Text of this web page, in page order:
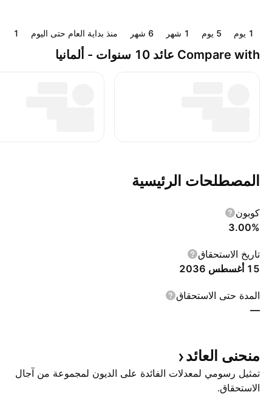
‎‎1‎ يوم ‎‎5‎ يوم ‎1‎ شهر ‎6‎ شهر منذ بداية العام حتى اليوم ‎1‎ سنة
Compare with عائد 10 سنوات - ألمانيا
المصطلحات الرئيسية
كوبون
3.00%
تاريخ الاستحقاق
15 أغسطس 2036
المدة حتى الاستحقاق
—
منحنى العائد
تمثيل رسومي لمعدلات الفائدة على الديون لمجموعة من آجال
الاستحقاق.